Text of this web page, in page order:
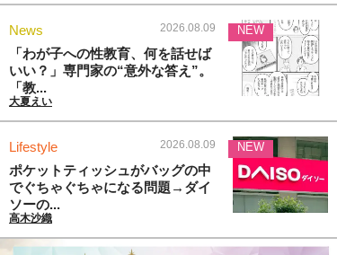
News 2026.08.09
「わが子への性教育、何を話せば
いい？」専門家の“意外な答え”。
「教...
大夏えい
NEW
Lifestyle 2026.08.09
ポケットティッシュがバッグの中
でぐちゃぐちゃになる問題→ダイ
ソーの...
高木沙織
NEW